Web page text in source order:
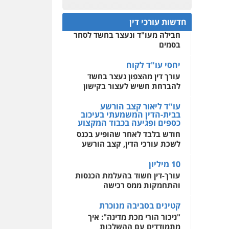
ומעצרים סייבר ניהול
משברים פליליים
0506355388
עו"ד דרוויש נאשף
פלילי פשיעה חמורה
אדם
חליל ביאדי – משרד
עורכי דין
פלילי דיני תעבורה מעצרים
וחקירות פשיעה חמורה
0509636895
עו"ד איהאב זבידאת
פלילי פשיעה חמורה
פשע עבירות המתה
עבירות מין
מרכז התחלה חדשה
0544500346
חדשות עורכי דין
להברחת חשיש לעצור בקישון
עו"ד ליאור קצב הורשע
כספים ופגיעה בכבוד המקצוע
חודש בלבד לאחר שהופיע בכנס
לשכת עורכי הדין, קצב הורשע
10 מיליון
עורך-דין חשוד בהעלמת הכנסות
והתחמקות ממס רכישה
קטינים בסביבה מנוכרת
מתמודדים עם ההשלכות
ההרסניות של התופעה?
הוועדה לבחירת שופטים בחרה
26 שופטים ורשמים נוספים